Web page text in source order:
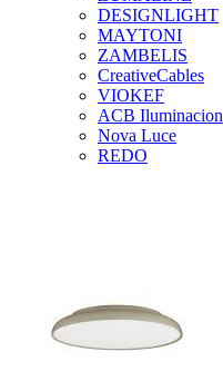
DESIGNLIGHT
MAYTONI
ZAMBELIS
CreativeCables
VIOKEF
ACB Iluminacion
Nova Luce
REDO